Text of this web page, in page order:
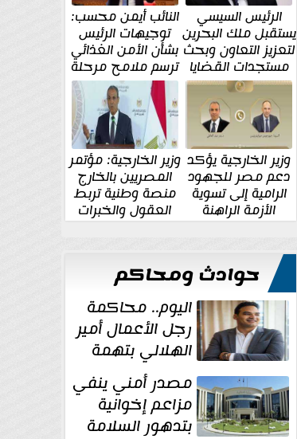
الرئيس السيسي
يستقبل ملك البحرين
لتعزيز التعاون وبحث
مستجدات القضايا
الإقليمية والدولية
النائب أيمن محسب:
توجيهات الرئيس
بشأن الأمن الغذائي
ترسم ملامح مرحلة
جديدة
وزير الخارجية يؤكد
دعم مصر للجهود
الرامية إلى تسوية
الأزمة الراهنة
وزير الخارجية: مؤتمر
المصريين بالخارج
منصة وطنية تربط
العقول والخبرات
المصرية بالدولة
حوادث ومحاكم
اليوم.. محاكمة
رجل الأعمال أمير
الهلالي بتهمة
غسل الأموال
مصدر أمني ينفي
مزاعم إخوانية
بتدهور السلامة